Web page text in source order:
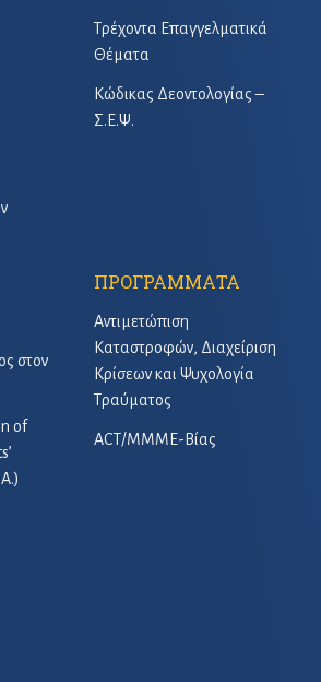
Τρέχοντα Επαγγελματικά
Θέματα
Κώδικας Δεοντολογίας –
Σ.Ε.Ψ.
στον
of
ΠΡΟΓΡΑΜΜΑΤΑ
Αντιμετώπιση
Καταστροφών, Διαχείριση
Κρίσεων και Ψυχολογία
Τραύματος
ACT/ΜΜΜΕ-Βίας